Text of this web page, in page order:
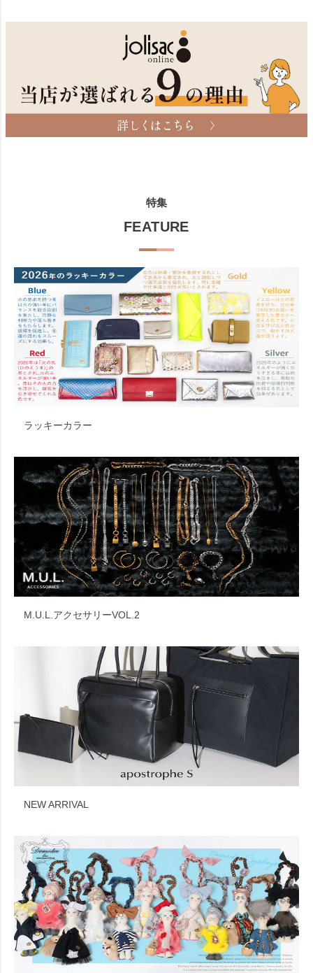
特集
FEATURE
ラッキーカラー
M.U.L.アクセサリーVOL.2
NEW ARRIVAL